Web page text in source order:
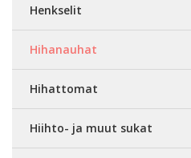
Henkselit
Hihanauhat
Hihattomat
Hiihto- ja muut sukat